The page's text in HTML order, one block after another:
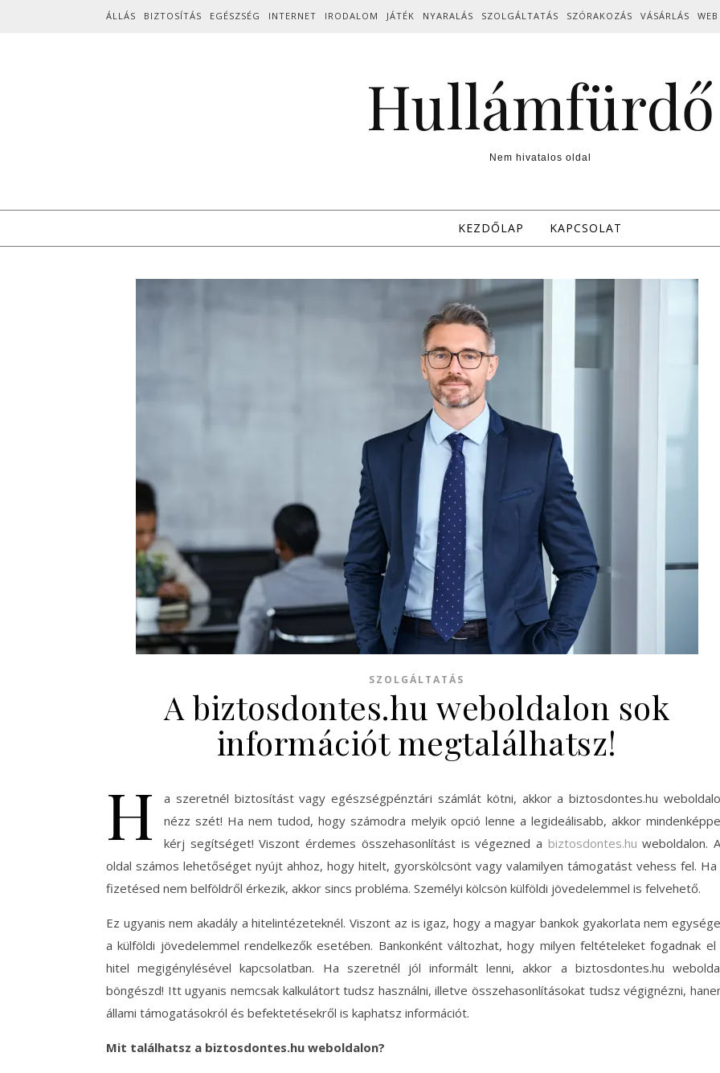
ÁLLÁS BIZTOSÍTÁS EGÉSZSÉG INTERNET IRODALOM JÁTÉK NYARALÁS SZOLGÁLTATÁS SZÓRAKOZÁS VÁSÁRLÁS WEB
Hullámfürdő
Nem hivatalos oldal
KEZDŐLAP KAPCSOLAT
SZOLGÁLTATÁS
A biztosdontes.hu weboldalon sok
információt megtalálhatsz!
H
a szeretnél biztosítást vagy egészségpénztári számlát kötni, akkor a biztosdontes.hu
nézz szét! Ha nem tudod, hogy számodra melyik opció lenne a legideálisabb, akkor
kérj segítséget! Viszont érdemes összehasonlítást is végezned a biztosdontes.hu weboldalon.
oldal számos lehetőséget nyújt ahhoz, hogy hitelt, gyorskölcsönt vagy valamilyen támogatást vehess fel. Ha
fizetésed nem belföldről érkezik, akkor sincs probléma. Személyi kölcsön külföldi jövedelemmel is felvehető.
Ez ugyanis nem akadály a hitelintézeteknél. Viszont az is igaz, hogy a magyar bankok gyakorlata nem
a külföldi jövedelemmel rendelkezők esetében. Bankonként változhat, hogy milyen feltételeket fogadnak el
hitel megigénylésével kapcsolatban. Ha szeretnél jól informált lenni, akkor a biztosdontes.hu
böngészd! Itt ugyanis nemcsak kalkulátort tudsz használni, illetve összehasonlításokat tudsz végignézni,
állami támogatásokról és befektetésekről is kaphatsz információt.
Mit találhatsz a biztosdontes.hu weboldalon?